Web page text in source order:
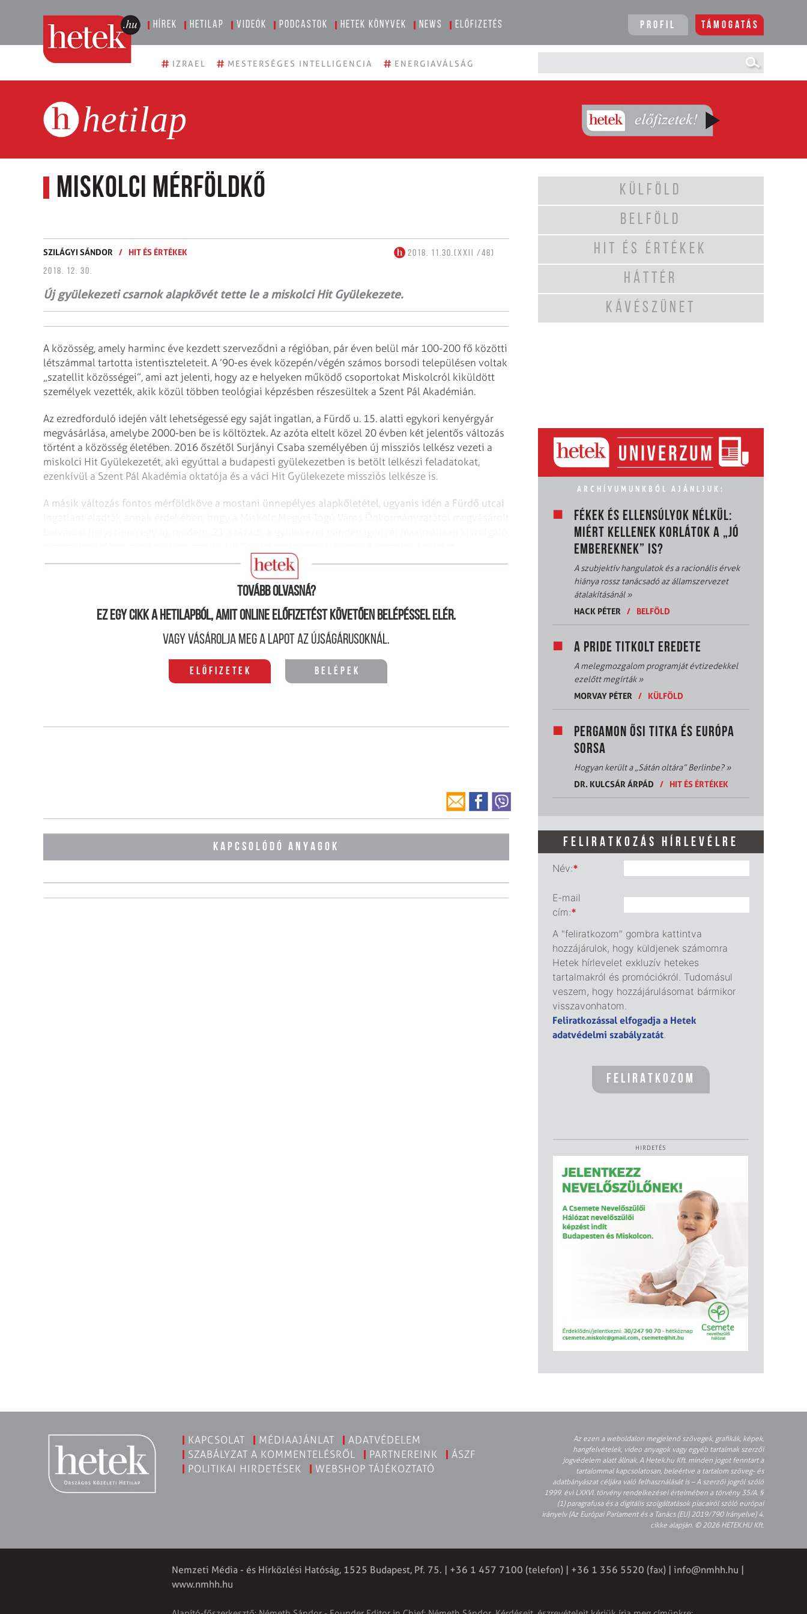
Hírek Hetilap Videók Podcastok Hetek könyvek News Előfizetés Profil Támogatás
# IZRAEL # MESTERSÉGES INTELLIGENCIA # ENERGIAVÁLSÁG
hetilap
Miskolci mérföldkő
SZILÁGYI SÁNDOR / HIT ÉS ÉRTÉKEK
2018. 11.30.(XXII /48)
2018. 12. 30.
Új gyülekezeti csarnok alapkövét tette le a miskolci Hit Gyülekezete.
A közösség, amely harminc éve kezdett szerveződni a régióban, pár éven belül már 100-200 fő közötti
létszámmal tartotta istentiszteleteit. A ’90-es évek közepén/végén számos borsodi településen voltak
„szatellit közösségei”, ami azt jelenti, hogy az e helyeken működő csoportokat Miskolcról kiküldött
személyek vezették, akik közül többen teológiai képzésben részesültek a Szent Pál Akadémián.
Az ezredforduló idején vált lehetségessé egy saját ingatlan, a Fürdő u. 15. alatti egykori kenyérgyár
megvásárlása, amelybe 2000-ben be is költöztek. Az azóta eltelt közel 20 évben két jelentős változás
történt a közösség életében. 2016 őszétől Surjányi Csaba személyében új missziós lelkész vezeti a
miskolci Hit Gyülekezetét, aki egyúttal a budapesti gyülekezetben is betölt lelkészi feladatokat,
ezenkívül a Szent Pál Akadémia oktatója és a váci Hit Gyülekezete missziós lelkésze is.
A másik változás fontos mérföldköve a mostani ünnepélyes alapkőletétel, ugyanis idén a Fürdő utcai
építhessenek.
Tovább olvasná?
Ez egy cikk a hetilapból, amit online előfizetést követően belépéssel elér.
Vagy vásárolja meg a lapot az újságárusoknál.
Előfizetek Belépek
KAPCSOLÓDÓ ANYAGOK
KÜLFÖLD
BELFÖLD
HIT ÉS ÉRTÉKEK
HÁTTÉR
KÁVÉSZÜNET
ARCHÍVUMUNKBÓL AJÁNLJUK:
FÉKEK ÉS ELLENSÚLYOK NÉLKÜL:
MIÉRT KELLENEK KORLÁTOK A „JÓ
EMBEREKNEK” IS?
A szubjektív hangulatok és a racionális érvek
hiánya rossz tanácsadó az államszervezet
átalakításánál»
HACK PÉTER
/ BELFÖLD
A PRIDE TITKOLT EREDETE
A melegmozgalom programját évtizedekkel
ezelőtt megírták»
MORVAY PÉTER
/ KÜLFÖLD
PERGAMON ŐSI TITKA ÉS EURÓPA
SORSA
Hogyan került a „Sátán oltára” Berlinbe?»
DR. KULCSÁR ÁRPÁD
/ HIT ÉS ÉRTÉKEK
FELIRATKOZÁS HÍRLEVÉLRE
Név:*
E-mail
cím:*
A "feliratkozom" gombra kattintva
hozzájárulok, hogy küldjenek számomra
Hetek hírlevelet exkluzív hetekes
tartalmakról és promóciókról. Tudomásul
veszem, hogy hozzájárulásomat bármikor
visszavonhatom.
Feliratkozással elfogadja a Hetek
adatvédelmi szabályzatát.
HIRDETÉS
KAPCSOLAT MÉDIAAJÁNLAT
ADATVÉDELEM
SZABÁLYZAT A KOMMENTELÉSRŐL
PARTNEREINK
ÁSZF
POLITIKAI HIRDETÉSEK
WEBSHOP TÁJÉKOZTATÓ
Az ezen a weboldalon megjelenő szövegek, grafikák, képek,
hangfelvételek, video anyagok vagy egyéb tartalmak szerzői
jogvédelem alatt állnak. A Hetek.hu Kft. minden jogot fenntart a
tartalommal kapcsolatosan, beleértve a tartalom szöveg- és
adatbányászat céljára való felhasználását is – A szerzői jogról szóló
1999. évi LXXVI. törvény rendelkezései értelmében a törvény 35/A. §
(1) paragrafusa és a digitális szolgáltatások piacairól szóló európai
irányelv (Az Európai Parlament és a Tanács (EU) 2019/790 Irányelve) 4.
cikke alapján. © 2026 HETEK.HU Kft.
Nemzeti Média - és Hírközlési Hatóság, 1525 Budapest, Pf. 75. | +36 1 457 7100 (telefon) | +36 1 356 5520 (fax) | info@nmhh.hu
www.nmhh.hu